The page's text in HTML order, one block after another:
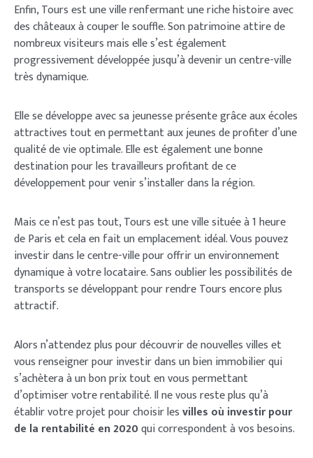
Enfin, Tours est une ville renfermant une riche histoire avec
des châteaux à couper le souffle. Son patrimoine attire de
nombreux visiteurs mais elle s’est également
progressivement développée jusqu’à devenir un centre-ville
très dynamique.
Elle se développe avec sa jeunesse présente grâce aux écoles
attractives tout en permettant aux jeunes de profiter d’une
qualité de vie optimale. Elle est également une bonne
destination pour les travailleurs profitant de ce
développement pour venir s’installer dans la région.
Mais ce n’est pas tout, Tours est une ville située à 1 heure
de Paris et cela en fait un emplacement idéal. Vous pouvez
investir dans le centre-ville pour offrir un environnement
dynamique à votre locataire. Sans oublier les possibilités de
transports se développant pour rendre Tours encore plus
attractif.
Alors n’attendez plus pour découvrir de nouvelles villes et
vous renseigner pour investir dans un bien immobilier qui
s’achètera à un bon prix tout en vous permettant
d’optimiser votre rentabilité. Il ne vous reste plus qu’à
établir votre projet pour choisir lesvilles où investir pour
de la rentabilité en 2020qui correspondent à vos besoins.